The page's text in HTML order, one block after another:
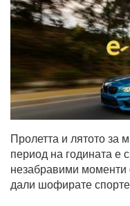
Пролетта и лятото за
период на годината е
незабравими
дали шофирате